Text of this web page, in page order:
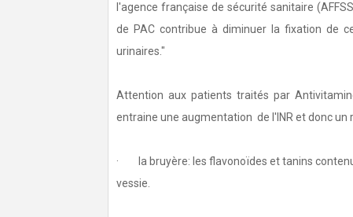
l'agence française de sécurité sanitaire
de PAC contribue à diminuer la fixation de
urinaires."
Attention aux patients traités par
entraine une augmentation de l'INR et donc un
· la bruyère: les flavonoïdes et tanins
vessie.